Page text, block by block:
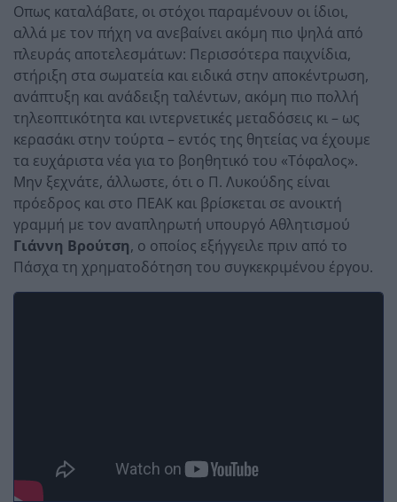
Οπως καταλάβατε, οι στόχοι παραμένουν οι ίδιοι,
αλλά με τον πήχη να ανεβαίνει ακόμη πιο ψηλά από
πλευράς αποτελεσμάτων: Περισσότερα παιχνίδια,
στήριξη στα σωματεία και ειδικά στην αποκέντρωση,
ανάπτυξη και ανάδειξη ταλέντων, ακόμη πιο πολλή
τηλεοπτικότητα και ιντερνετικές μεταδόσεις κι – ως
κερασάκι στην τούρτα – εντός της θητείας να έχουμε
τα ευχάριστα νέα για το βοηθητικό του «Τόφαλος».
Μην ξεχνάτε, άλλωστε, ότι ο Π. Λυκούδης είναι
πρόεδρος και στο ΠΕΑΚ και βρίσκεται σε ανοικτή
γραμμή με τον αναπληρωτή υπουργό Αθλητισμού
Γιάννη Βρούτση, ο οποίος εξήγγειλε πριν από το
Πάσχα τη χρηματοδότηση του συγκεκριμένου έργου.